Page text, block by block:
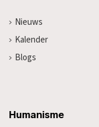
Nieuws
Kalender
Blogs
Humanisme